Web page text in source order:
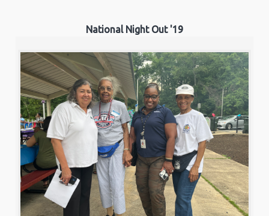
National Night Out '19